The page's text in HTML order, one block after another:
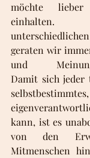
möchte
einhalten.
geraten wir
und
Damit sich jeder
selbstbestimmtes,
kann, ist es
von den
Mitmenschen